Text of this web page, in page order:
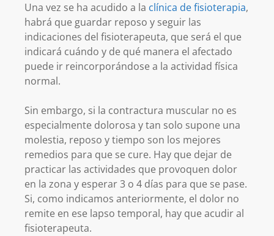
Una vez se ha acudido a la clínica de fisioterapia,
habrá que guardar reposo y seguir las
indicaciones del fisioterapeuta, que será el que
indicará cuándo y de qué manera el afectado
puede ir reincorporándose a la actividad física
normal.
Sin embargo, si la contractura muscular no es
especialmente dolorosa y tan solo supone una
molestia, reposo y tiempo son los mejores
remedios para que se cure. Hay que dejar de
practicar las actividades que provoquen dolor
en la zona y esperar 3 o 4 días para que se pase.
Si, como indicamos anteriormente, el dolor no
remite en ese lapso temporal, hay que acudir al
fisioterapeuta.